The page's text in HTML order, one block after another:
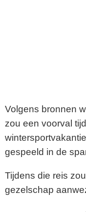
Volgens bronnen
zou een voorval
gespeeld in de
Tijdens die reis
gezelschap